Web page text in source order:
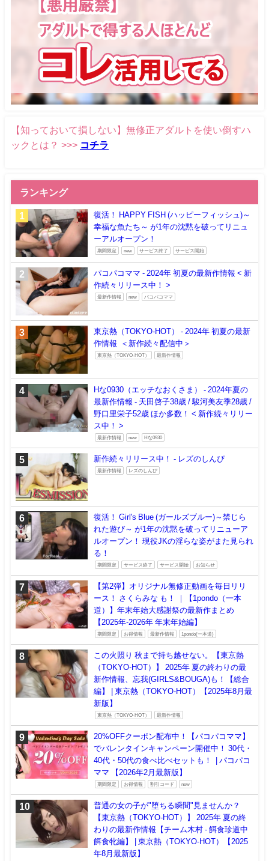
【知っておいて損しない】無修正アダルトを使い倒すハ
ックとは？ >>> コチラ
ランキング
復活！ HAPPY FISH (ハッピーフィッシュ)～
幸福な魚たち～ が1年の沈黙を破ってリニュ
ーアルオープン！
期間限定 new サービス終了 サービス開始
パコパコママ - 2024年 初夏の最新作情報 < 新
作続々リリース中！ >
最新作情報 new パコパコママ
東京熱（TOKYO-HOT） - 2024年 初夏の最新
作情報 ＜新作続々配信中＞
東京熱（TOKYO-HOT） 最新作情報
Hな0930（エッチなおくさま） - 2024年夏の
最新作情報 - 天田啓子38歳 / 駿河美友季28歳 /
野口里栄子52歳 ほか多数！ < 新作続々リリー
ス中！ >
最新作情報 new Hな0930
新作続々リリース中！ - レズのしんぴ
最新作情報 レズのしんぴ
復活！ Girl's Blue (ガールズブルー)～禁じら
れた遊び～ が1年の沈黙を破ってリニューア
ルオープン！ 現役JKの淫らな姿がまた見られ
る！
期間限定 サービス終了 サービス開始 お知らせ
【第2弾】オリジナル無修正動画を毎日リリ
ース！ さくらみな も！ ｜【1pondo（一本
道）】年末年始大感謝祭の最新作まとめ
【2025年-2026年 年末年始編】
期間限定 お得情報 最新作情報 1pondo(一本道)
この火照り 秋まで持ち越せない。【東京熱
（TOKYO-HOT）】 2025年 夏の終わりの最
新作情報、忘我(GIRLS&BOUGA)も！【総合
編】 | 東京熱（TOKYO-HOT）【2025年8月最
新版】
東京熱（TOKYO-HOT） 最新作情報
20%OFFクーポン配布中！【パコパコママ】
でバレンタインキャンペーン開催中！ 30代・
40代・50代の食べ比べセットも！ | パコパコ
ママ 【2026年2月最新版】
期間限定 お得情報 割引コード new
普通の女の子が"堕ちる瞬間"見ませんか？
【東京熱（TOKYO-HOT）】 2025年 夏の終
わりの最新作情報【チーム木村 - 餌食珍道中
餌食牝編】 | 東京熱（TOKYO-HOT）【2025
年8月最新版】